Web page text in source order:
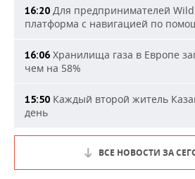
16:20 Для предпринимателей
платформа с навигацией по
16:06 Хранилища газа в Европе
чем на 58%
15:50 Каждый второй житель
день
ВСЕ НОВОСТИ ЗА